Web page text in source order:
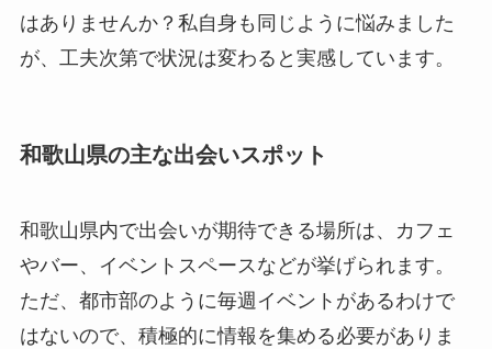
はありませんか？私自身も同じように悩みました
が、工夫次第で状況は変わると実感しています。
和歌山県の主な出会いスポット
和歌山県内で出会いが期待できる場所は、カフェ
やバー、イベントスペースなどが挙げられます。
ただ、都市部のように毎週イベントがあるわけで
はないので、積極的に情報を集める必要がありま